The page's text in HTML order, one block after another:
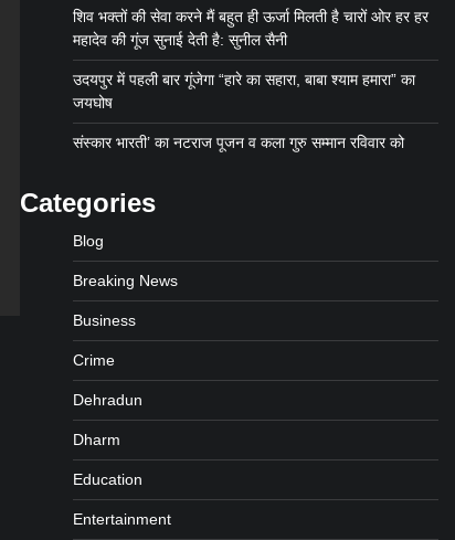
शिव भक्तों की सेवा करने मैं बहुत ही ऊर्जा मिलती है चारों ओर हर हर
महादेव की गूंज सुनाई देती है: सुनील सैनी
उदयपुर में पहली बार गूंजेगा “हारे का सहारा, बाबा श्याम हमारा” का
जयघोष
संस्कार भारती’ का नटराज पूजन व कला गुरु सम्मान रविवार को
Categories
Blog
Breaking News
Business
Crime
Dehradun
Dharm
Education
Entertainment